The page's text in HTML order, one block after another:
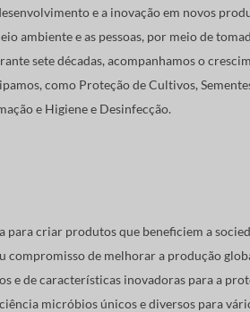
e a inovação em novos
ambiente e as pessoas, por meio de
sete décadas, acompanhamos o
como Proteção de Cultivos,
e Higiene e Desinfecção.
criar produtos que beneficiem a
compromisso de melhorar a produção
e de características inovadoras para a
micróbios únicos e diversos para